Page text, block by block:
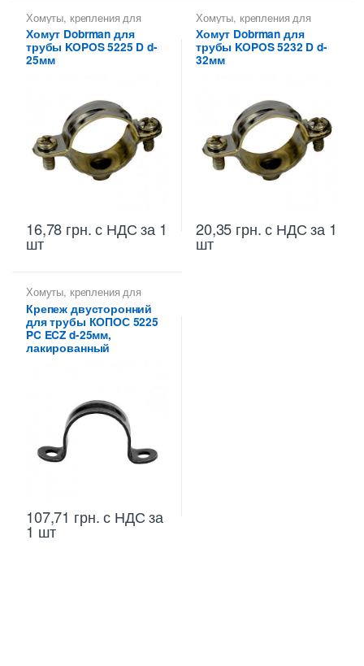
Хомуты, крепления для
металлических труб КОПОС
Хомут Dobrman для
трубы KOPOS 5225 D d-
25мм
16,78 грн.с НДС за 1
шт
Хомуты, крепления для
металлических труб КОПОС
Хомут Dobrman для
трубы KOPOS 5232 D d-
32мм
20,35 грн.с НДС за 1
шт
Хомуты, крепления для
металлических труб КОПОС
Крепеж двусторонний
для трубы КОПОС 5225
PC ECZ d-25мм,
лакированный
107,71 грн.с НДС за
1 шт